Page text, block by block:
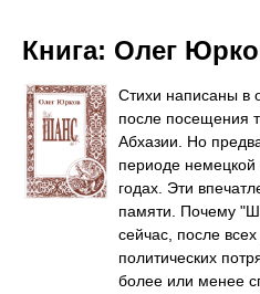
Книга: Олег
Стихи написаны в
после посещения
Абхазии. Но
периоде немецкой
годах. Эти
памяти. Почему
сейчас, после
политических
более или менее